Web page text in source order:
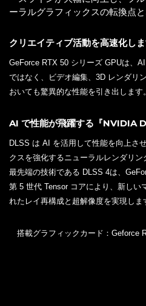
ーラルグラフィックスの転換点と
クリエイティブ活動を高速化しま
GeForce RTX 50 シリーズ GPUは、
ではなく、ビデオ編集、3D レンダリ
おいても驚異的な性能を引き出します。
AI で性能が飛躍する『NVIDIA
DLSS は AI を活用して性能を向上さ
クスを強化するニューラルレンダリン
最先端の技術である DLSS 4は、
第 5 世代 Tensor コアにより、新しい
れたレイ再構成と超解像度を実現しま
搭載グラフィックカード：Geforce